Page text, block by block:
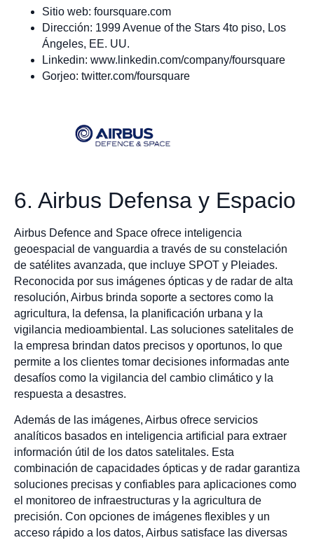
Sitio web: foursquare.com
Dirección: 1999 Avenue of the Stars 4to piso, Los
Ángeles, EE. UU.
Linkedin: www.linkedin.com/company/foursquare
Gorjeo: twitter.com/foursquare
6. Airbus Defensa y Espacio
Airbus Defence and Space ofrece inteligencia
geoespacial de vanguardia a través de su constelación
de satélites avanzada, que incluye SPOT y Pleiades.
Reconocida por sus imágenes ópticas y de radar de alta
resolución, Airbus brinda soporte a sectores como la
agricultura, la defensa, la planificación urbana y la
vigilancia medioambiental. Las soluciones satelitales de
la empresa brindan datos precisos y oportunos, lo que
permite a los clientes tomar decisiones informadas ante
desafíos como la vigilancia del cambio climático y la
respuesta a desastres.
Además de las imágenes, Airbus ofrece servicios
analíticos basados en inteligencia artificial para extraer
información útil de los datos satelitales. Esta
combinación de capacidades ópticas y de radar garantiza
soluciones precisas y confiables para aplicaciones como
el monitoreo de infraestructuras y la agricultura de
precisión. Con opciones de imágenes flexibles y un
acceso rápido a los datos, Airbus satisface las diversas